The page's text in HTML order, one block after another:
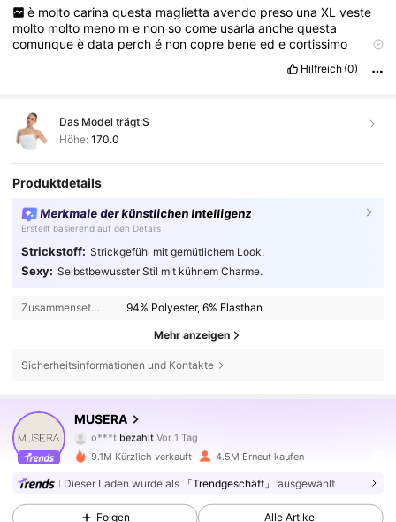
è molto carina questa maglietta avendo preso una XL veste
molto molto meno me nonsocome usarlaanchequesta
comunqueèdata perché noncopre beneedecortissimo
Hilfreich (0)
Das Model trägt:S
Höhe: 170.0
Produktdetails
Merkmale der künstlichen Intelligenz
Erstellt basierend auf den Details
Strickstoff: Strickgefühl mit gemütlichem Look.
Sexy: Selbstbewusster Stil mit kühnem Charme.
Zusammensetzung: 94% Polyester, 6% Elasthan
Mehr anzeigen
Sicherheitsinformationen und Kontakte
MUSERA
4,83
4.3M Follower
o***tbezahlt
R***listVor 5 Minutengefolgt
9.1M Kürzlich verkauft 4.5M Erneut kaufen
Dieser Laden wurde als 「Trendgeschäft」 ausgewählt
Folgen Alle Artikel